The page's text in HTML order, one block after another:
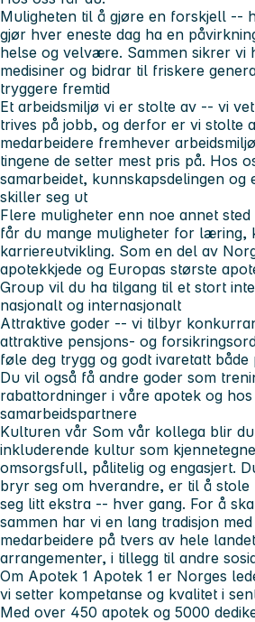
Muligheten til å gjøre en forskjell --
gjør hver eneste dag ha en
helse og velvære. Sammen sikrer vi
medisiner og bidrar til friskere
tryggere fremtid
Et arbeidsmiljø vi er stolte av -- vi
trives på jobb, og derfor er vi stolte
medarbeidere fremhever
tingene de setter mest pris på. Hos
samarbeidet, kunnskapsdelingen og
skiller seg ut
Flere muligheter enn noe annet sted
får du mange muligheter for læring,
karriereutvikling. Som en del av
apotekkjede og Europas største
Group vil du ha tilgang til et stort
nasjonalt og internasjonalt
Attraktive goder -- vi tilbyr
attraktive pensjons- og
føle deg trygg og godt ivaretatt
Du vil også få andre goder som
rabattordninger i våre apotek og
samarbeidspartnere
Kulturen vår Som vår kollega blir
inkluderende kultur som
omsorgsfull, pålitelig og engasjert.
bryr seg om hverandre, er til å
seg litt ekstra -- hver gang. For å
sammen har vi en lang tradisjon
medarbeidere på tvers av hele
arrangementer, i tillegg til andre
Om Apotek 1 Apotek 1 er Norges
vi setter kompetanse og kvalitet i
Med over 450 apotek og 5000